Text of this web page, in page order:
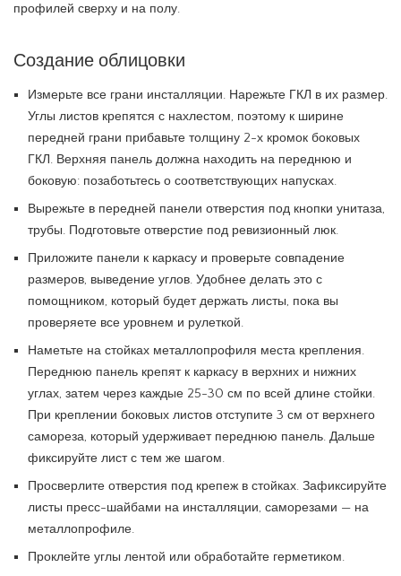
профилей сверху и на полу.
Создание облицовки
Измерьте все грани инсталляции. Нарежьте ГКЛ в их размер.
Углы листов крепятся с нахлестом, поэтому к ширине
передней грани прибавьте толщину 2-х кромок боковых
ГКЛ. Верхняя панель должна находить на переднюю и
боковую: позаботьтесь о соответствующих напусках.
Вырежьте в передней панели отверстия под кнопки унитаза,
трубы. Подготовьте отверстие под ревизионный люк.
Приложите панели к каркасу и проверьте совпадение
размеров, выведение углов. Удобнее делать это с
помощником, который будет держать листы, пока вы
проверяете все уровнем и рулеткой.
Наметьте на стойках металлопрофиля места крепления.
Переднюю панель крепят к каркасу в верхних и нижних
углах, затем через каждые 25-30 см по всей длине стойки.
При креплении боковых листов отступите 3 см от верхнего
самореза, который удерживает переднюю панель. Дальше
фиксируйте лист с тем же шагом.
Просверлите отверстия под крепеж в стойках. Зафиксируйте
листы пресс-шайбами на инсталляции, саморезами — на
металлопрофиле.
Проклейте углы лентой или обработайте герметиком.